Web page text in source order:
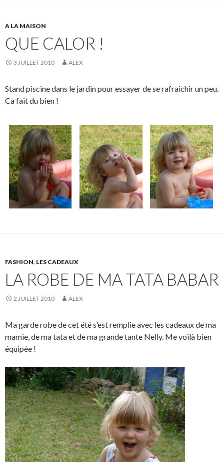
A LA MAISON
QUE CALOR !
3 JUILLET 2010 ALEX
Stand piscine dans le jardin pour essayer de se rafraichir un peu.
Ca fait du bien !
FASHION, LES CADEAUX
LA ROBE DE MA TATA BABAR
2 JUILLET 2010 ALEX
Ma garde robe de cet été s’est remplie avec les cadeaux de ma
mamie, de ma tata et de ma grande tante Nelly. Me voilà bien
équipée !